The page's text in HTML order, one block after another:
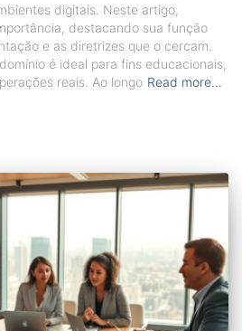
digitais. Neste artigo,
destacando sua função
e as diretrizes que o cercam.
é ideal para fins educacionais,
reais. Ao longo Read more…